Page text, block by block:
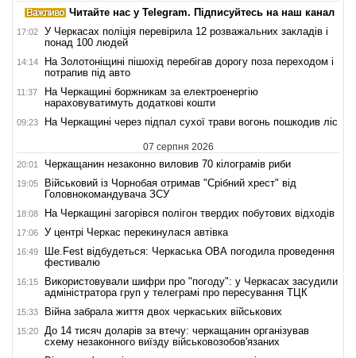
Читайте нас у Telegram. Підписуйтесь на наш канал
17:02
У Черкасах поліція перевірила 12 розважальних закладів і
понад 100 людей
14:14
На Золотоніщині пішохід перебігав дорогу поза переходом і
потрапив під авто
11:37
На Черкащині боржникам за електроенергію
нараховуватимуть додаткові кошти
09:23 На Черкащині через підпал сухої трави вогонь пошкодив ліс
07 серпня 2026
20:01 Черкащанин незаконно виловив 70 кілограмів риби
19:05
Військовий із Чорнобая отримав "Срібний хрест" від
Головнокомандувача ЗСУ
18:08 На Черкащині загорівся полігон твердих побутових відходів
17:06 У центрі Черкас перекинулася автівка
16:49
Ше.Fest відбудеться: Черкаська ОВА погодила проведення
фестивалю
16:15
Використовували шифри про "погоду": у Черкасах засудили
адміністратора груп у телеграмі про пересування ТЦК
15:33 Війна забрала життя двох черкаських військових
15:20
До 14 тисяч доларів за втечу: черкащанин організував
схему незаконного виїзду військовозобов'язаних